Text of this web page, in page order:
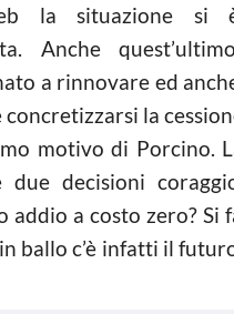
la situazione si
Anche
a rinnovare ed
la
motivo di Porcino.
due decisioni
addio a costo zero? Si
ballo c’è infatti il